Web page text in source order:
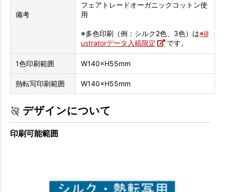
備考
フェアトレードオーガニックコットン使
用
※多色印刷（例：シルク2色、3色）は※ill
ustratorデータ入稿限定
です。
1色印刷範囲 W140×H55mm
熱転写印刷範囲 W140×H55mm
デザインについて
印刷可能範囲